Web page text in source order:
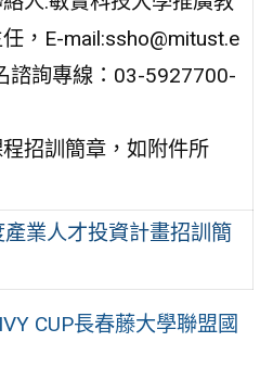
，E-mail:ssho@mitust.e
諮詢專線：03-5927700-
招訓簡章，如附件所
業人才投資計畫招訓簡
IVY CUP長春藤大學聯盟國